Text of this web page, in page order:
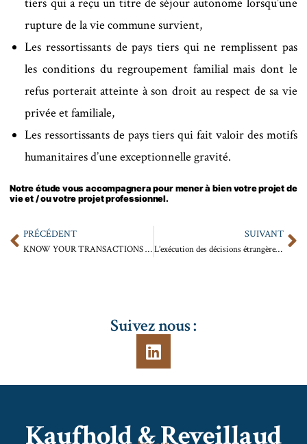
rupture de la vie commune survient,
Les ressortissants de pays tiers qui ne remplissent pas
les conditions du regroupement familial mais dont le
refus porterait atteinte à son droit au respect de sa vie
privée et familiale,
Les ressortissants de pays tiers qui fait valoir des motifs
humanitaires d’une exceptionnelle gravité.
Notre étude vous accompagnera pour mener à bien votre projet de
vie et / ou votre projet professionnel.
PRÉCÉDENT
KNOW YOUR TRANSACTIONS ou KYT
SUIVANT
L’exécution des décisions étrangères au Luxembourg
Suivez nous :
Kaufhold & Reveillaud